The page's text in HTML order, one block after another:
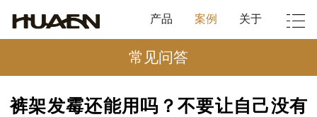
产品 案例 关于
常见问答
裤架发霉还能用吗？不要让自己没有